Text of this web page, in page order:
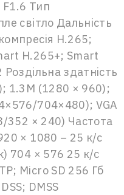
F1.6 Тип
світло Дальність
H.265;
H.265+; Smart
Роздільна здатність
1.3M (1280 × 960);
704×480); VGA
352 × 240) Частота
× 1080 – 25 к/с
704 × 576 25 к/с
Micro SD 256 Гб
DMSS